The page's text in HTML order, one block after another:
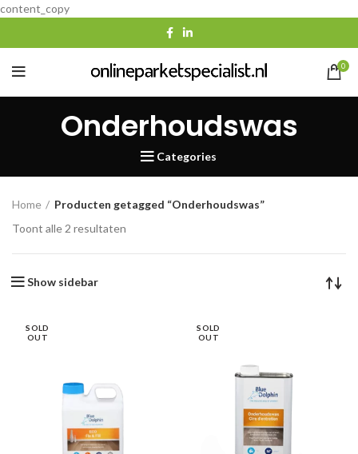
content_copy
0
Onderhoudswas
Categories
Home
Producten getagged “Onderhoudswas”
Toont alle 2 resultaten
Show sidebar
SOLD
OUT
SOLD
OUT